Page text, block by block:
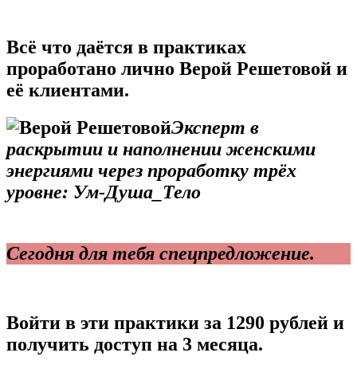
Всё что даётся в практиках
проработано лично Верой Решетовой и
её клиентами.
Эксперт в
раскрытии и наполнении женскими
энергиями через проработку трёх
уровне: Ум-Душа_Тело
Сегодня для тебя спецпредложение.
Войти в эти практики за 1290 рублей и
получить доступ на 3 месяца.